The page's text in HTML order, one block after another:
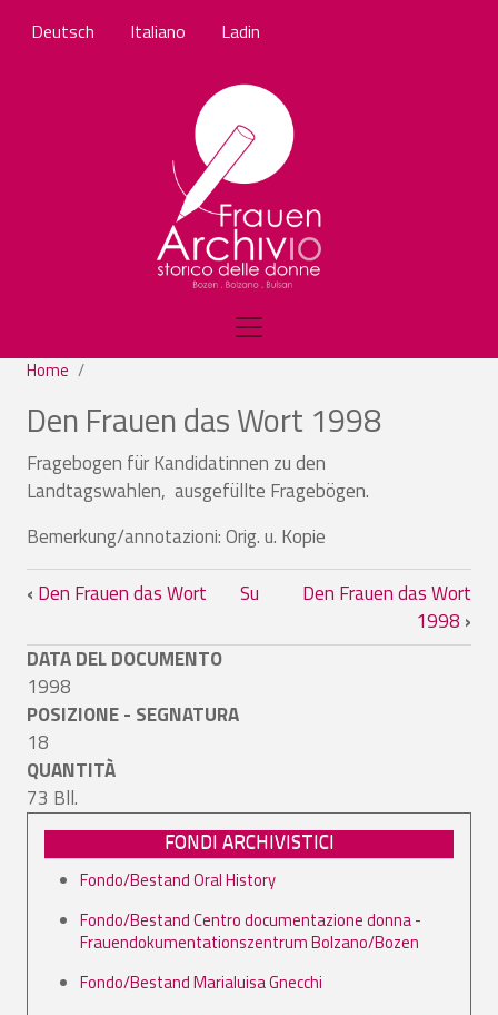
Deutsch Italiano Ladin
Home
Den Frauen das Wort 1998
Fragebogen für Kandidatinnen zu den
Landtagswahlen, ausgefüllte Fragebögen.
Bemerkung/annotazioni: Orig. u. Kopie
Link di attraversamento del book per
‹ Den Frauen das Wort Su
Den Frauen das Wort
1998 ›
DATA DEL DOCUMENTO
1998
POSIZIONE - SEGNATURA
18
QUANTITÀ
73 Bll.
FONDI ARCHIVISTICI
Fondo/Bestand Oral History
Fondo/Bestand Centro documentazione donna -
Frauendokumentationszentrum Bolzano/Bozen
Fondo/Bestand Marialuisa Gnecchi